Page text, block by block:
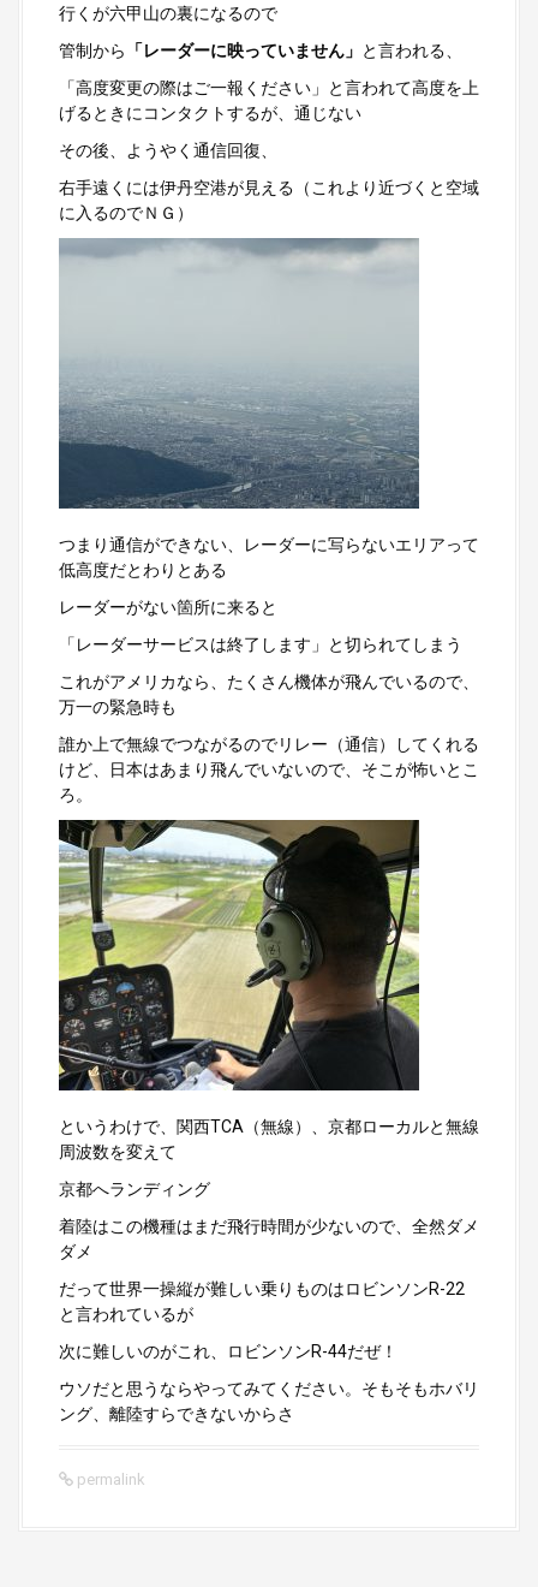
行くが六甲山の裏になるので
管制から
「レーダーに映っていません」 と言われる、
「高度変更の際はご一報ください」と言われて高度を上
げるときにコンタクトするが、通じない
その後、ようやく通信回復、
右手遠くには伊丹空港が見える（これより近づくと空域
に入るのでＮＧ）
つまり通信ができない、レーダーに写らないエリアって
低高度だとわりとある
レーダーがない箇所に来ると
「レーダーサービスは終了します」と切られてしまう
これがアメリカなら、たくさん機体が飛んでいるので、
万一の緊急時も
誰か上で無線でつながるのでリレー（通信）してくれる
けど、日本はあまり飛んでいないので、そこが怖いとこ
ろ。
というわけで、関西TCA（無線）、京都ローカルと無線
周波数を変えて
京都へランディング
着陸はこの機種はまだ飛行時間が少ないので、全然ダメ
ダメ
だって世界一操縦が難しい乗りものはロビンソンR-22
と言われているが
次に難しいのがこれ、ロビンソンR-44だぜ！
ウソだと思うならやってみてください。そもそもホバリ
ング、離陸すらできないからさ
permalink